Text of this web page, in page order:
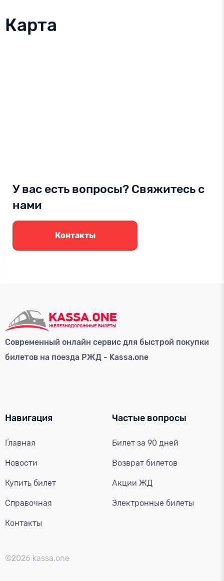
Карта
У вас есть вопросы? Свяжитесь с
нами
Контакты
Современный онлайн сервис для быстрой покупки
билетов на поезда РЖД - Kassa.one
Навигация
Главная
Новости
Купить билет
Справочная
Контакты
Частые вопросы
Билет за 90 дней
Возврат билетов
Акции ЖД
Электронные билеты
©2026 kassa.one